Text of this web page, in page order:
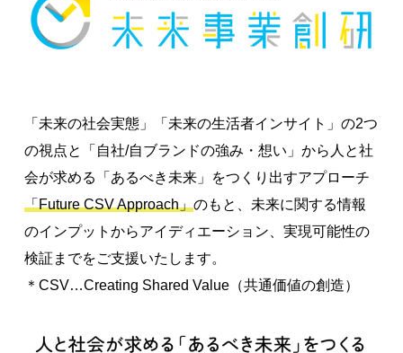
「未来の社会実態」「未来の生活者インサイト」の2つ
の視点と「自社/自ブランドの強み・想い」から人と社
会が求める「あるべき未来」をつくり出すアプローチ
「Future CSV Approach」のもと、未来に関する情報
のインプットからアイディエーション、実現可能性の
検証までをご支援いたします。
＊CSV…Creating Shared Value（共通価値の創造）